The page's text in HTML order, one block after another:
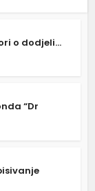
o dodjeli...
“Dr